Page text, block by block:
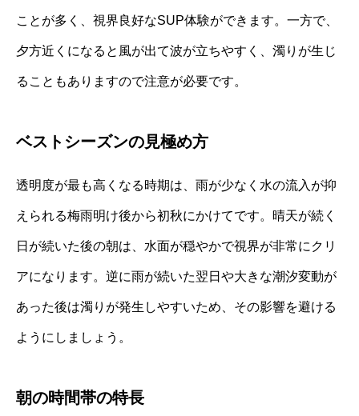
ことが多く、視界良好なSUP体験ができます。一方で、
夕方近くになると風が出て波が立ちやすく、濁りが生じ
ることもありますので注意が必要です。
ベストシーズンの見極め方
透明度が最も高くなる時期は、雨が少なく水の流入が抑
えられる梅雨明け後から初秋にかけてです。晴天が続く
日が続いた後の朝は、水面が穏やかで視界が非常にクリ
アになります。逆に雨が続いた翌日や大きな潮汐変動が
あった後は濁りが発生しやすいため、その影響を避ける
ようにしましょう。
朝の時間帯の特長